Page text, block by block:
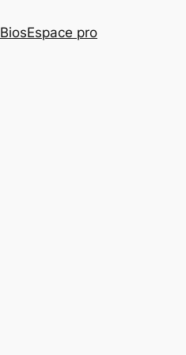
BiosEspace pro